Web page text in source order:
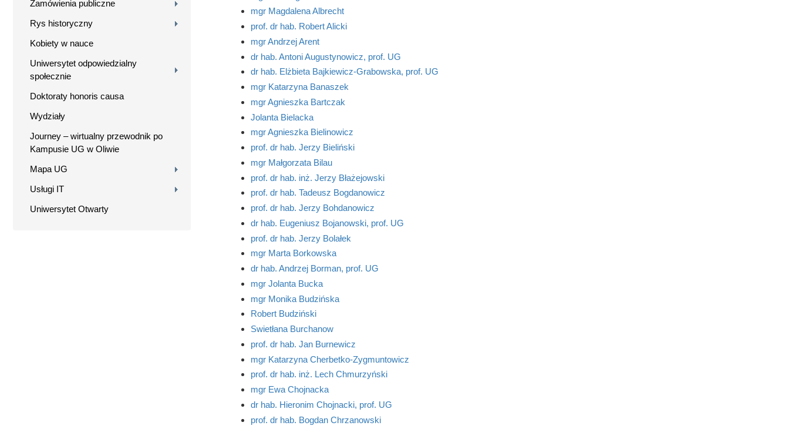
Zamówienia publiczne
Rys historyczny
Kobiety w nauce
Uniwersytet odpowiedzialny
społecznie
Doktoraty honoris causa
Wydziały
Journey – wirtualny przewodnik po
Kampusie UG w Oliwie
Mapa UG
Usługi IT
Uniwersytet Otwarty
mgr Magdalena Albrecht
prof. dr hab. Robert Alicki
mgr Andrzej Arent
dr hab. Antoni Augustynowicz, prof. UG
dr hab. Elżbieta Bajkiewicz-Grabowska, prof. UG
mgr Katarzyna Banaszek
mgr Agnieszka Bartczak
Jolanta Bielacka
mgr Agnieszka Bielinowicz
prof. dr hab. Jerzy Bieliński
mgr Małgorzata Bilau
prof. dr hab. inż. Jerzy Błażejowski
prof. dr hab. Tadeusz Bogdanowicz
prof. dr hab. Jerzy Bohdanowicz
dr hab. Eugeniusz Bojanowski, prof. UG
prof. dr hab. Jerzy Bolałek
mgr Marta Borkowska
dr hab. Andrzej Borman, prof. UG
mgr Jolanta Bucka
mgr Monika Budzińska
Robert Budziński
Swietłana Burchanow
prof. dr hab. Jan Burnewicz
mgr Katarzyna Cherbetko-Zygmuntowicz
prof. dr hab. inż. Lech Chmurzyński
mgr Ewa Chojnacka
dr hab. Hieronim Chojnacki, prof. UG
prof. dr hab. Bogdan Chrzanowski